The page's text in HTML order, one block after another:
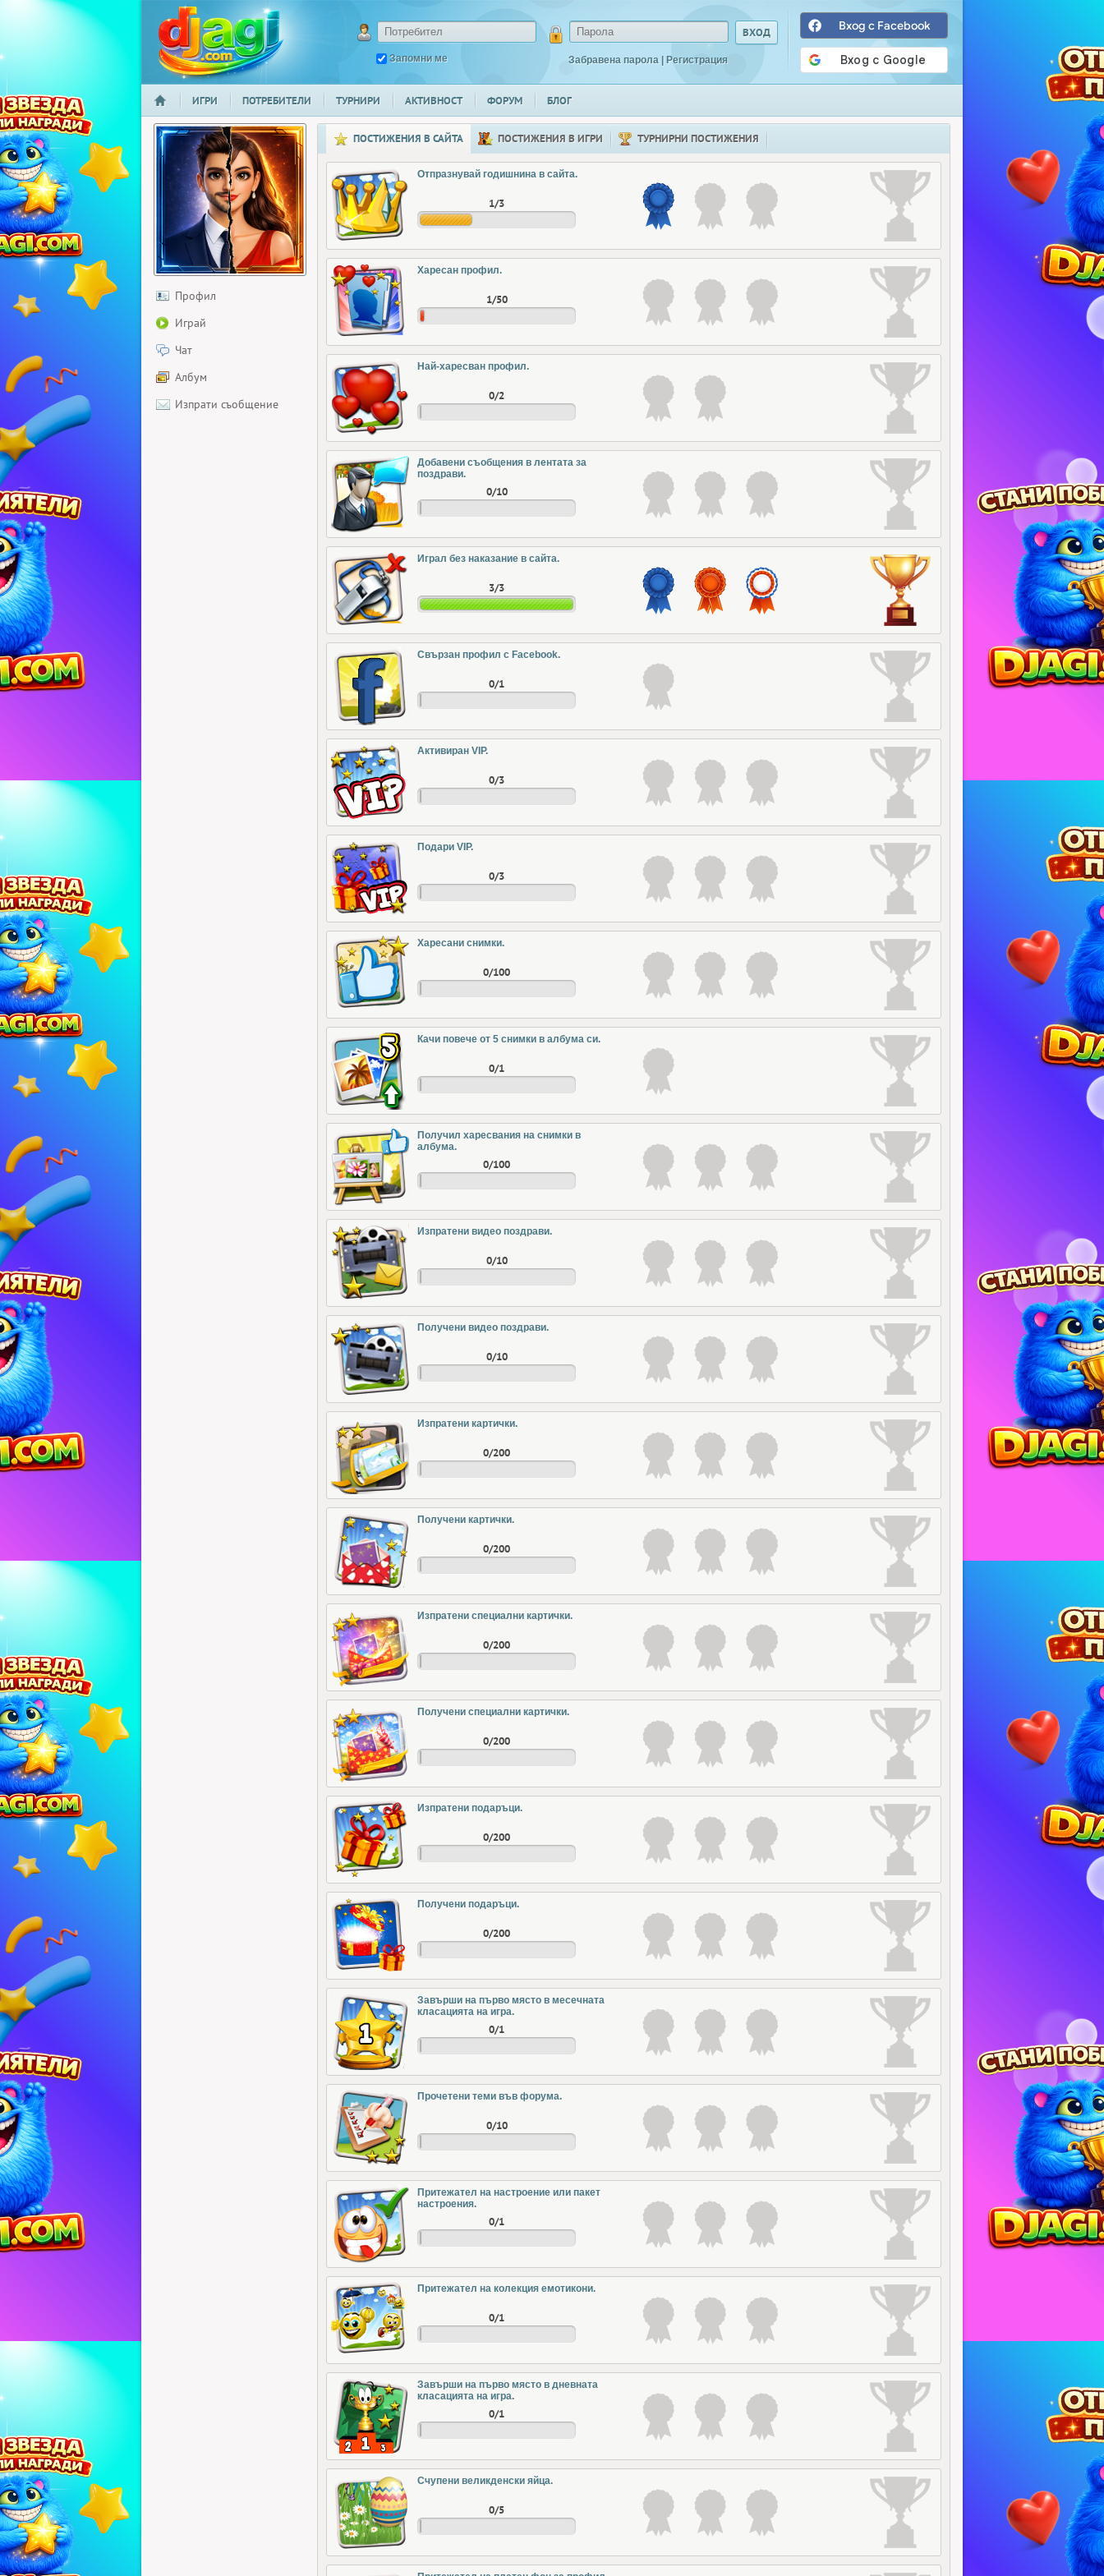
djagi.com
Запомни ме Забравена парола | Регистрация
Вход с Facebook
НАЧАЛО
ИГРИ ПОТРЕБИТЕЛИ ТУРНИРИ АКТИВНОСТ ФОРУМ БЛОГ
Профил
Играй
Чат
Албум
Изпрати съобщение
ПОСТИЖЕНИЯ В САЙТА ПОСТИЖЕНИЯ В ИГРИ ТУРНИРНИ ПОСТИЖЕНИЯ
Отпразнувай годишнина в сайта.
1/3
Харесан профил.
1/50
Най-харесван профил.
0/2
Добавени съобщения в лентата за
поздрави.
0/10
Играл без наказание в сайта.
3/3
Свързан профил с Facebook.
0/1
Активиран VIP.
0/3
Подари VIP.
0/3
Харесани снимки.
0/100
Качи повече от 5 снимки в албума си.
0/1
Получил харесвания на снимки в
албума.
0/100
Изпратени видео поздрави.
0/10
Получени видео поздрави.
0/10
Изпратени картички.
0/200
Получени картички.
0/200
Изпратени специални картички.
0/200
Получени специални картички.
0/200
Изпратени подаръци.
0/200
Получени подаръци.
0/200
Завърши на първо място в месечната
класацията на игра.
0/1
Прочетени теми във форума.
0/10
Притежател на настроение или пакет
настроения.
0/1
Притежател на колекция емотикони.
0/1
Завърши на първо място в дневната
класацията на игра.
0/1
Счупени великденски яйца.
0/5